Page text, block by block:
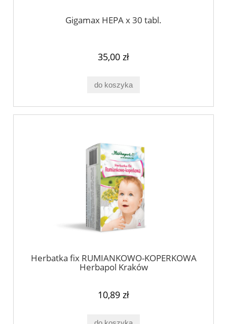
Gigamax HEPA x 30 tabl.
35,00 zł
do koszyka
Herbatka fix RUMIANKOWO-KOPERKOWA
Herbapol Kraków
10,89 zł